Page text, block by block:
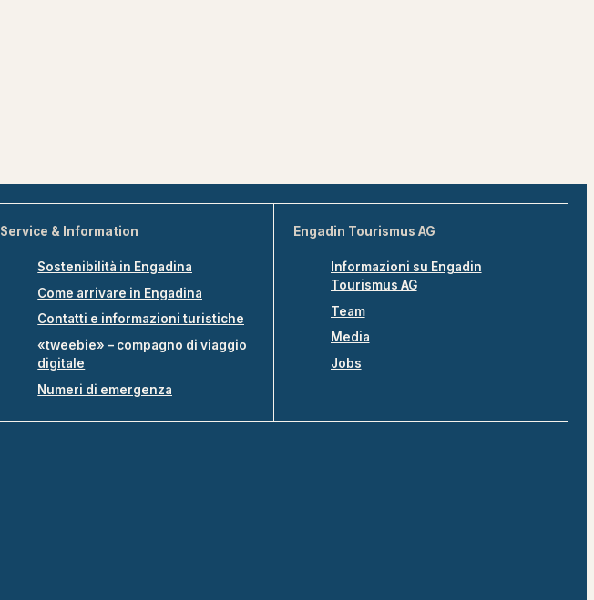
Service & Information
Sostenibilità in Engadina
Come arrivare in Engadina
Contatti e informazioni turistiche
«tweebie» – compagno di viaggio
digitale
Numeri di emergenza
Engadin Tourismus AG
Informazioni su Engadin
Tourismus AG
Team
Media
Jobs